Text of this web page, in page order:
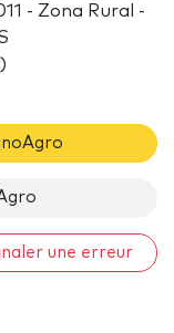
- Zona Rural -
une erreur